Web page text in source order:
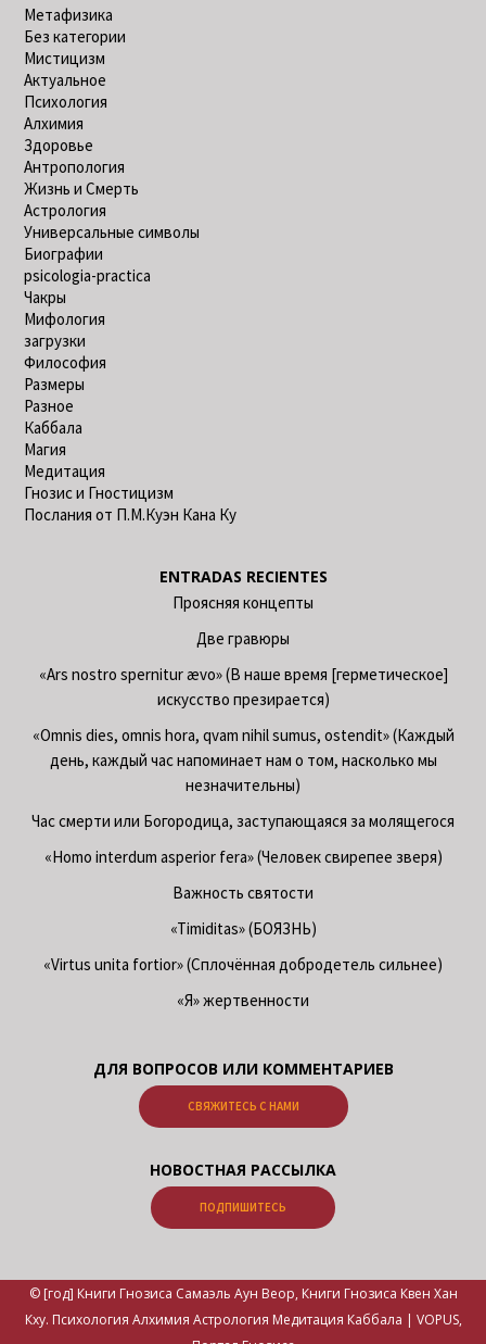
Метафизика
Без категории
Мистицизм
Актуальное
Психология
Алхимия
Здоровье
Антропология
Жизнь и Смерть
Астрология
Универсальные символы
Биографии
psicologia-practica
Чакры
Мифология
загрузки
Философия
Размеры
Разное
Каббала
Магия
Медитация
Гнозис и Гностицизм
Послания от П.М.Куэн Кана Ку
ENTRADAS RECIENTES
Проясняя концепты
Две гравюры
«Ars nostro spernitur ævo» (В наше время [герметическое]
искусство презирается)
«Omnis dies, omnis hora, qvam nihil sumus, ostendit» (Каждый
день, каждый час напоминает нам о том, насколько мы
незначительны)
Час смерти или Богородица, заступающаяся за молящегося
«Homo interdum asperior fera» (Человек свирепее зверя)
Важность святости
«Timiditas» (БОЯЗНЬ)
«Virtus unita fortior» (Сплочённая добродетель сильнее)
«Я» жертвенности
ДЛЯ ВОПРОСОВ ИЛИ КОММЕНТАРИЕВ
СВЯЖИТЕСЬ С НАМИ
НОВОСТНАЯ РАССЫЛКА
ПОДПИШИТЕСЬ
© [год] Книги Гнозиса Самаэль Аун Веор, Книги Гнозиса Квен Хан
Кху. Психология Алхимия Астрология Медитация Каббала | VOPUS,